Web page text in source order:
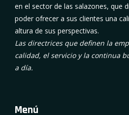
en el sector de las salazones, que
poder ofrecer a sus clientes una
altura de sus perspectivas.
Las directrices que definen la
calidad, el servicio y la continua
a día.
Menú